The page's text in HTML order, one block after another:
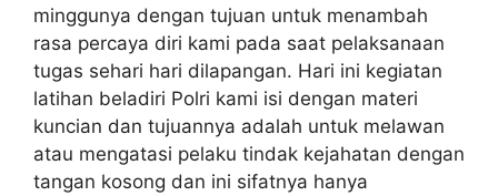
minggunya dengan tujuan untuk menambah
rasa percaya diri kami pada saat pelaksanaan
tugas sehari hari dilapangan. Hari ini kegiatan
latihan beladiri Polri kami isi dengan materi
kuncian dan tujuannya adalah untuk melawan
atau mengatasi pelaku tindak kejahatan dengan
tangan kosong dan ini sifatnya hanya